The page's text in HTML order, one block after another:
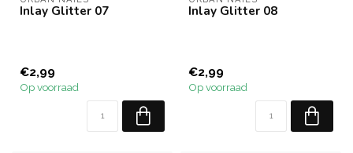
Inlay Glitter 07
€2,99
Op voorraad
Inlay Glitter 08
€2,99
Op voorraad